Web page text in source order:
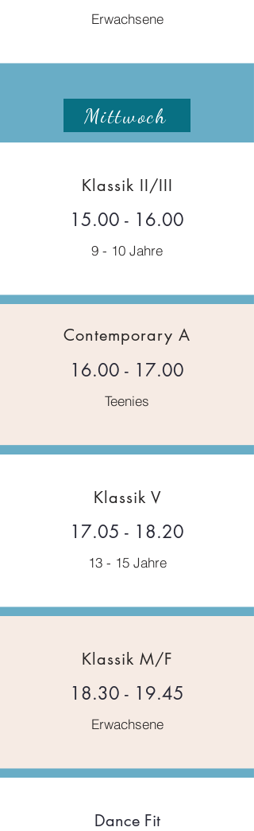
Erwachsene
Mittwoch
Klassik II/III
15.00 - 16.00
9 - 10 Jahre
Contemporary A
16.00 - 17.00
Teenies
Klassik V
17.05 - 18.20
13 - 15 Jahre
Klassik M/F
18.30 - 19.45
Erwachsene
Dance Fit